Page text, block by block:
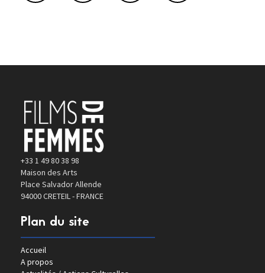
+33 1 49 80 38 98
Maison des Arts
Place Salvador Allende
94000 CRETEIL - FRANCE
Plan du site
Accueil
A propos